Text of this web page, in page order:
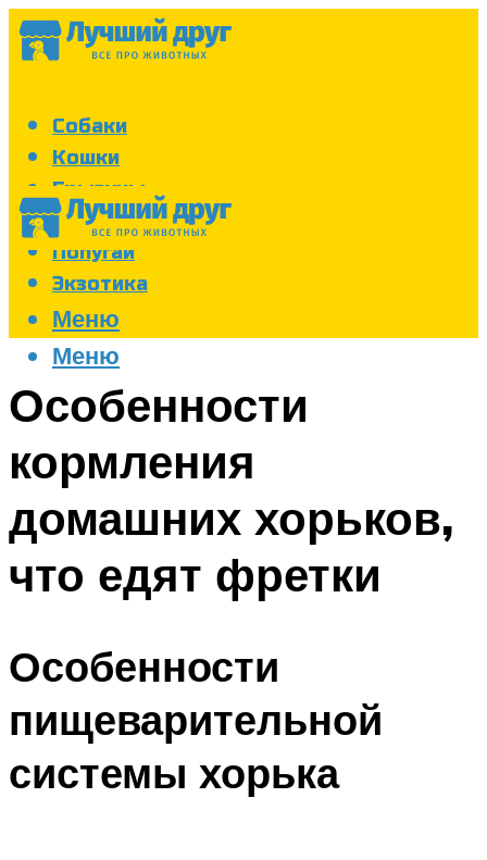
Собаки
Кошки
Грызуны
Аквариум
Попугаи
Экзотика
Меню
Меню
Особенности
кормления
домашних хорьков,
что едят фретки
Особенности
пищеварительной
системы хорька